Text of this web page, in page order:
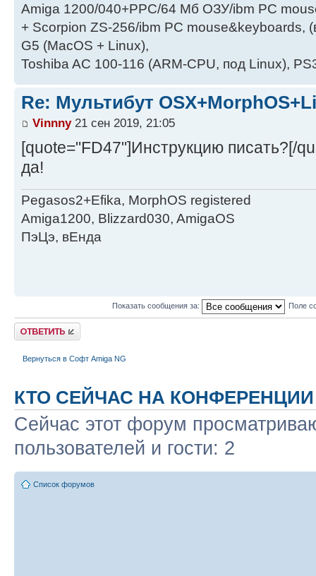
Amiga 1200/040+PPC/64 Мб ОЗУ/ibm PC
+ Scorpion ZS-256/ibm PC mouse&keyboards,
G5 (MacOS + Linux),
Toshiba AC 100-116 (ARM-CPU, под Linux),
Re: Мультибут
Vinnny21 сен 2019, 21:05
[quote="FD47"]Инструкцию писать?[/
да!
Pegasos2+Efika, MorphOS registered
Amiga1200, Blizzard030, AmigaOS
ПэЦэ, вЕнда
Показать сообщения за: Поле
Ответить
Вернуться в Софт Amiga NG
КТО СЕЙЧАС НА КОНФЕРЕНЦИИ
Сейчас этот форум
пользователей и гости: 2
Список форумов